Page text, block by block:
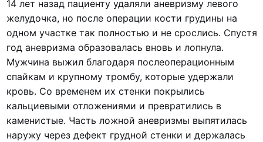
14 лет назад пациенту удаляли аневризму левого
желудочка, но после операции кости грудины на
одном участке так полностью и не срослись. Спустя
год аневризма образовалась вновь и лопнула.
Мужчина выжил благодаря послеоперационным
спайкам и крупному тромбу, которые удержали
кровь. Со временем их стенки покрылись
кальциевыми отложениями и превратились в
каменистые. Часть ложной аневризмы выпятилась
наружу через дефект грудной стенки и держалась